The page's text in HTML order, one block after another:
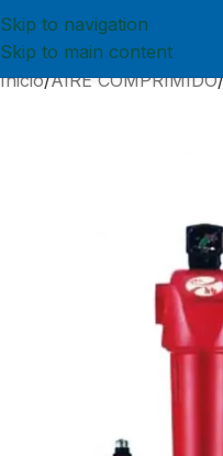
Skip to navigation
Skip to main content
Inicio AIRE COMPRIMIDO